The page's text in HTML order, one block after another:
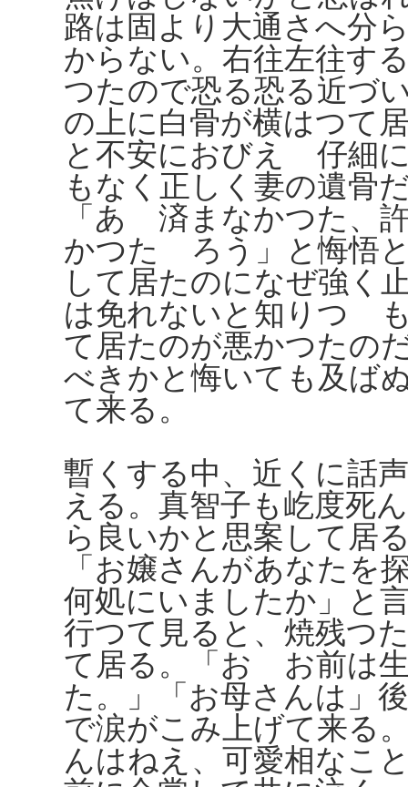
路は固より大通さへ分
からない。右往左往す
つたので恐る恐る近づ
の上に白骨が横はつて
と不安におびえゝ仔細
もなく正しく妻の遺骨
「あゝ済まなかつた、
かつたゞろう」と悔悟
して居たのになぜ強く
は免れないと知りつゝ
て居たのが悪かつたの
べきかと悔いても及ば
て来る。
暫くする中、近くに話
える。真智子も屹度死
ら良いかと思案して居
「お嬢さんがあなたを
何処にいましたか」と
行つて見ると、焼残つ
て居る。「おゝお前は
た。」「お母さんは」
で涙がこみ上げて来る
んはねえ、可愛相なこ